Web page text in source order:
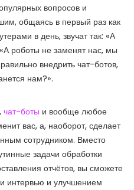
вопросов и
общаясь в первый раз как
в день, звучат так: «А
роботы не заменят нас, мы
внедрить чат-ботов,
нам?».
чат-боты и вообще любое
вас, а, наоборот, сделает
сотрудником. Вместо
задачи обработки
отчётов, вы сможете
интервью и улучшением